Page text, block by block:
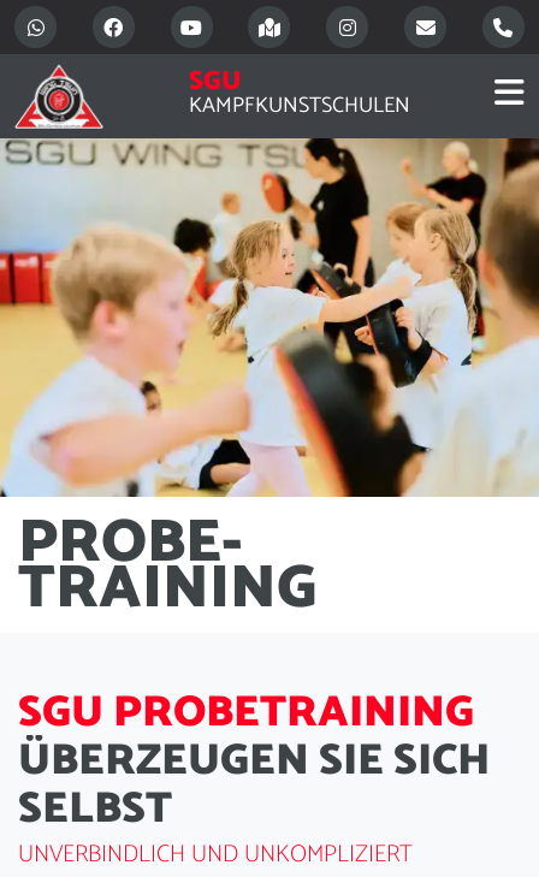
SGU
KAMPFKUNSTSCHULEN
PROBE-
TRAINING
SGU PROBETRAINING
ÜBERZEUGEN SIESICH
SELBST
UNVERBINDLICH UND UNKOMPLIZIERT